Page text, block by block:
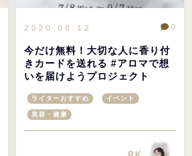
2020.08.12
今だけ無料！大切な人に香り付
きカードを送れる #アロマで想
いを届けようプロジェクト
0
ライターおすすめ イベント
美容・健康